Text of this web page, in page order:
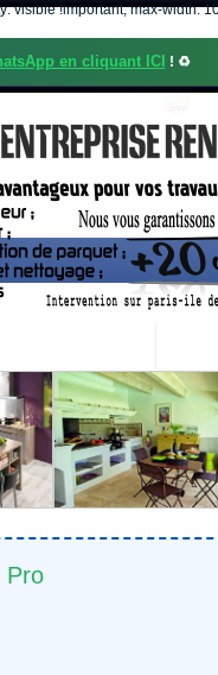
!important; max-width:
en cliquant ICI ! ♻️
Pro